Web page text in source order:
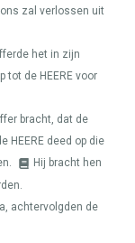
zal verlossen uit
het in zijn
tot de HEERE voor
bracht, dat de
HEERE deed op die
Hij bracht hen
achtervolgden de